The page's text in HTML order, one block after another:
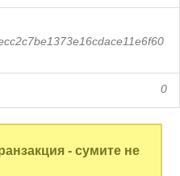
0
- сумите не